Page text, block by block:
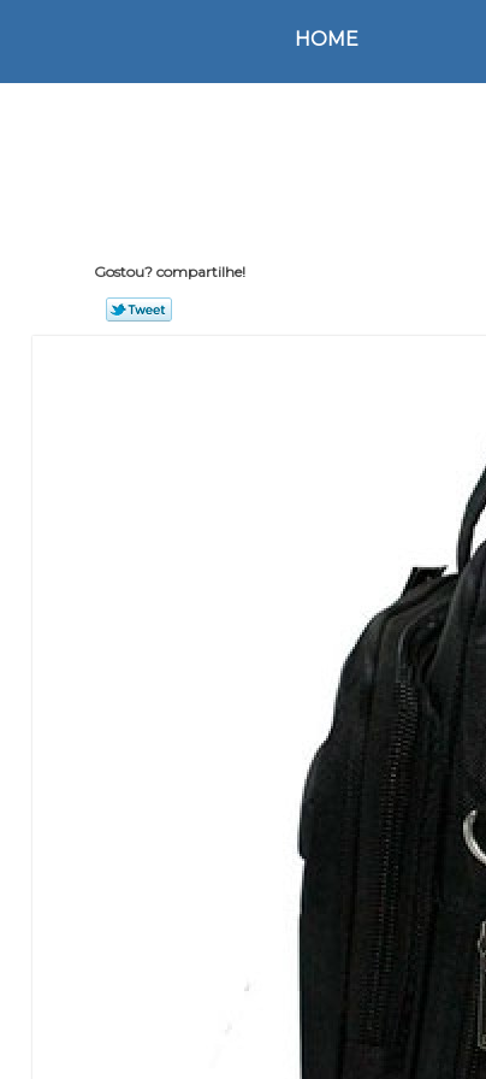
HOME
Gostou? compartilhe!